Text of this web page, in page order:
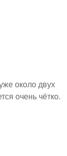
около двух
очень чётко.